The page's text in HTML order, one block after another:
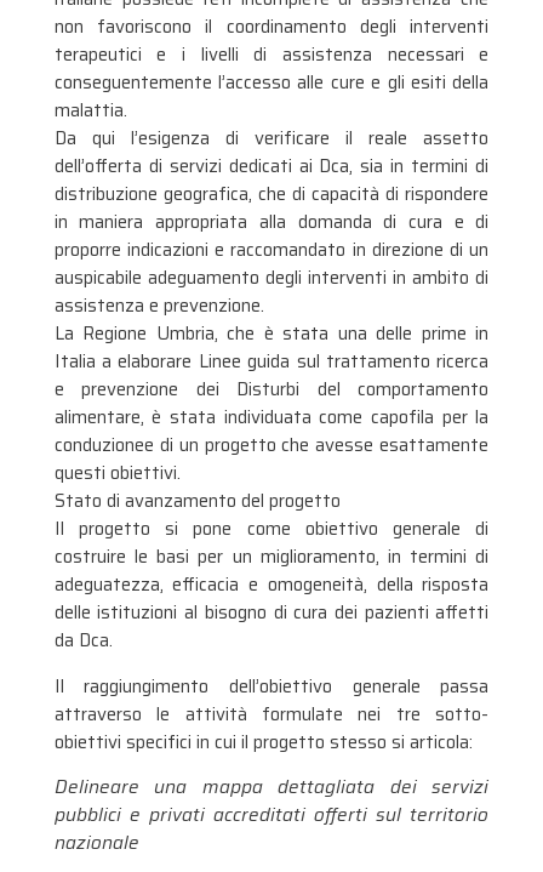
non favoriscono il coordinamento degli interventi
terapeutici e i livelli di assistenza necessari e
conseguentemente l’accesso alle cure e gli esiti della
malattia.
Da qui l’esigenza di verificare il reale assetto
dell’offerta di servizi dedicati ai Dca, sia in termini di
distribuzione geografica, che di capacità di rispondere
in maniera appropriata alla domanda di cura e di
proporre indicazioni e raccomandato in direzione di un
auspicabile adeguamento degli interventi in ambito di
assistenza e prevenzione.
La Regione Umbria, che è stata una delle prime in
Italia a elaborare Linee guida sul trattamento ricerca
e prevenzione dei Disturbi del comportamento
alimentare, è stata individuata come capofila per la
conduzionee di un progetto che avesse esattamente
questi obiettivi.
Stato di avanzamento del progetto
Il progetto si pone come obiettivo generale di
costruire le basi per un miglioramento, in termini di
adeguatezza, efficacia e omogeneità, della risposta
delle istituzioni al bisogno di cura dei pazienti affetti
da Dca.
Il raggiungimento dell’obiettivo generale passa
attraverso le attività formulate nei tre sotto-
obiettivi specifici in cui il progetto stesso si articola:
Delineare una mappa dettagliata dei servizi
pubblici e privati accreditati offerti sul territorio
nazionale